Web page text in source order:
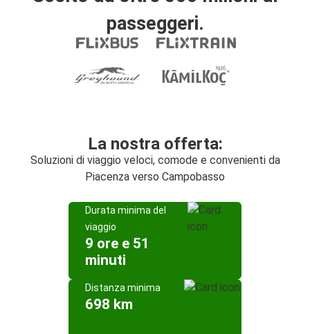
passeggeri.
La nostra offerta:
Soluzioni di viaggio veloci, comode e convenienti da
Piacenza verso Campobasso
Durata minima del
viaggio
9 ore e 51
minuti
Distanza minima
698 km